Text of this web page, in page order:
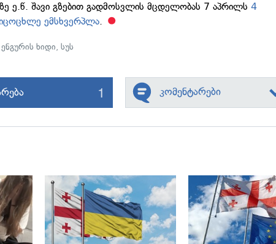
ე.წ. შავი გზებით გადმოსვლის მცდელობას 7 აპრილს4
ემსხვერპლა.
ენგურის ხიდი,სუს
1 კომენტარები
გადახედვა გადახედვა